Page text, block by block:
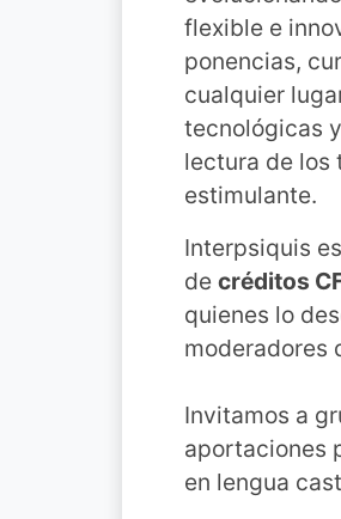
flexible e
ponencias,
cualquier
tecnológicas
lectura de los
estimulante.
Interpsiquis
de créditos
quienes lo
moderadores
Invitamos a
aportaciones
en lengua